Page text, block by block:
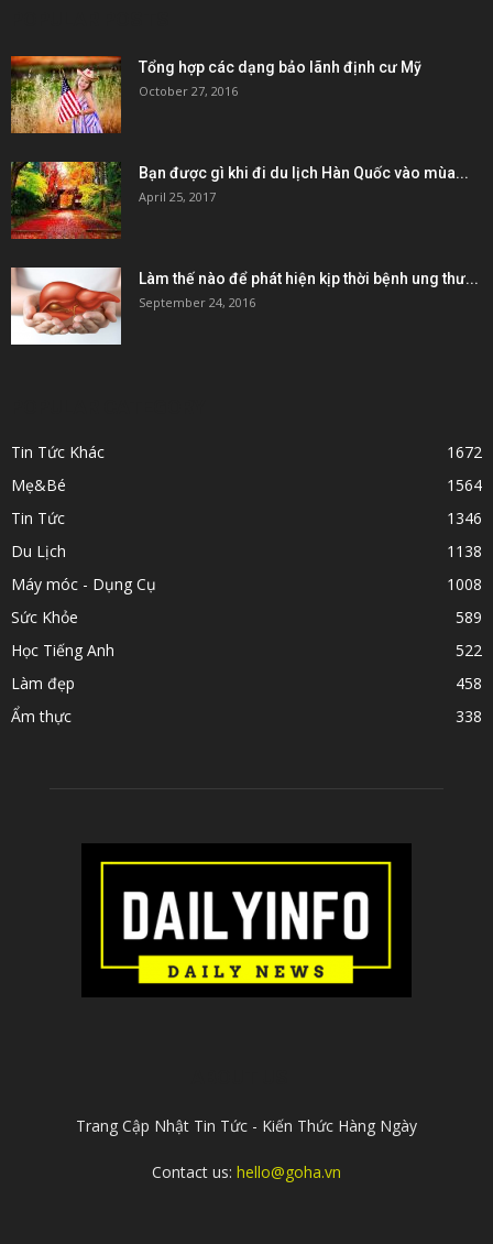
Tổng hợp các dạng bảo lãnh định cư Mỹ
October 27, 2016
Bạn được gì khi đi du lịch Hàn Quốc vào mùa...
April 25, 2017
Làm thế nào để phát hiện kịp thời bệnh ung thư...
September 24, 2016
Tin Tức Khác
1672
Mẹ&Bé
1564
Tin Tức
1346
Du Lịch
1138
Máy móc - Dụng Cụ
1008
Sức Khỏe
589
Học Tiếng Anh
522
Làm đẹp
458
Ẩm thực
338
Trang Cập Nhật Tin Tức - Kiến Thức Hàng Ngày
Contact us: hello@goha.vn